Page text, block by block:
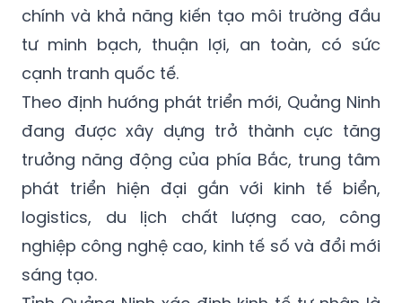
chính và khả năng kiến tạo môi trường đầu
tư minh bạch, thuận lợi, an toàn, có sức
cạnh tranh quốc tế.
Theo định hướng phát triển mới, Quảng Ninh
đang được xây dựng trở thành cực tăng
trưởng năng động của phía Bắc, trung tâm
phát triển hiện đại gắn với kinh tế biển,
logistics, du lịch chất lượng cao, công
nghiệp công nghệ cao, kinh tế số và đổi mới
sáng tạo.